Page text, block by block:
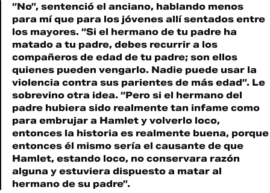
“No”, sentenció el anciano, hablando menos
para mí que para los jóvenes allí sentados entre
los mayores. “Si el hermano de tu padre ha
matado a tu padre, debes recurrir a los
compañeros de edad de tu padre; son ellos
quienes pueden vengarlo. Nadie puede usar la
violencia contra sus parientes de más edad”. Le
sobrevino otra idea. “Pero si el hermano del
padre hubiera sido realmente tan infame como
para embrujar a Hamlet y volverlo loco,
entonces la historia es realmente buena, porque
entonces él mismo sería el causante de que
Hamlet, estando loco, no conservara razón
alguna y estuviera dispuesto a matar al
hermano de su padre”.